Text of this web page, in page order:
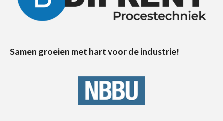
Samen groeien met hart voor de industrie!